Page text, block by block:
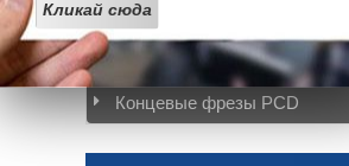
Твёрдосплавные сверла для
станков с ЧПУ (серия 3D. 5D.
8D. 12D)
Концевые фрезы PCD
Кликай сюда